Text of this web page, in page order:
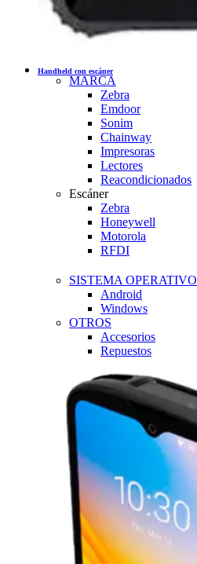
Handheld con escáner
MARCA
Zebra
Emdoor
Sonim
Chainway
Impresoras
Lectores
Reacondicionados
Escáner
Zebra
Honeywell
Motorola
RFDI
SISTEMA OPERATIVO
Android
Windows
OTROS
Accesorios
Repuestos